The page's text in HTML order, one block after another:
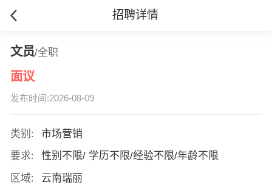
招聘详情
文员/全职
面议
发布时间:2026-08-09
类别:
市场营销
要求:
性别不限/ 学历不限/经验不限/年龄不限
区域:
云南瑞丽